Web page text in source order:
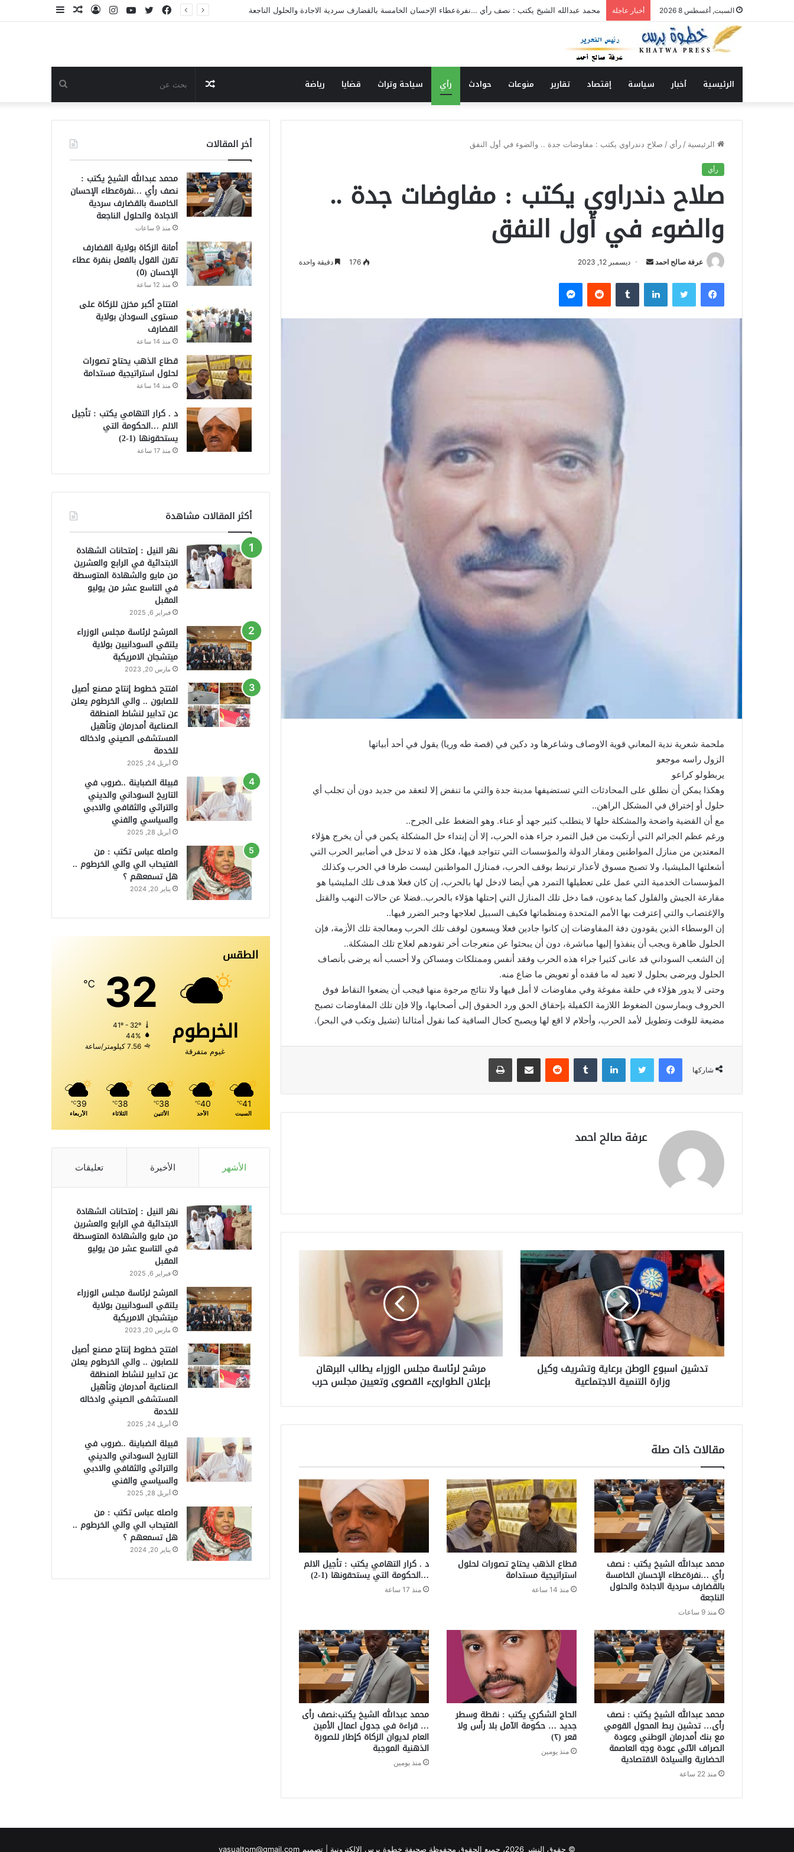
السبت, أغسطس 8 2026 أخبار عاجلة أمانة الزكاة بولاية القضارف تقرن القول بالفعل بنفرة عطاء الإحسان (٥)
مقال تسجيل
انستقرام يوتيوب تويتر
فيسبوك
الرئيسية أخبار سياسة إقتصاد تقارير منوعات حوادث رأي سياحة وتراث قضايا رياضة
عن
مقال
عشوائي
الرئيسية / رأي / صلاح دندراوي يكتب : مفاوضات جدة .. والضوء في أول النفق
رأي
صلاح دندراوي يكتب : مفاوضات جدة ..
والضوء في أول النفق
عرفة صالح احمد
ل
ب
ديسمبر 12, 2023 176 دقيقة واحدة
فيسبوك لينكدإن
ملحمة شعرية ندية المعاني قوية الاوصاف وشاعرها ود دكين في (قصة طه وريا) يقول في أحد أبياتها
الزول راسه موجعو
يربطولو كراعو
وهكذا يمكن أن نطلق على المحادثات التي تستضيفها مدينة جدة والتي ما تنفض إلا لتعقد من جديد دون أن تجلب أي
حلول أو إختراق في المشكل الراهن..
مع أن القضية واضحة والمشكلة حلها لا يتطلب كثير جهد أو عناء. وهو الضغط على الجرح..
ورغم عظم الجرائم التي أرتكبت من قبل التمرد جراء هذه الحرب، إلا أن إبتداء حل المشكلة يكمن في أن يخرج هؤلاء
المعتدين من منازل المواطنين ومقار الدولة والمؤسسات التي تتواجد فيها، فكل هذه لا تدخل في أضابير الحرب التي
أشعلتها المليشيا، ولا تصبح مسوق لأعذار ترتبط بوقف الحرب، فمنازل المواطنين ليست طرفا في الحرب وكذلك
المؤسسات الخدمية التي عمل على تعطيلها التمرد هي أيضا لادخل لها بالحرب، إن كان فعلا هدف تلك المليشيا هو
مقارعة الجيش والفلول كما يدعون، فما دخل تلك المنازل التي إحتلها هؤلاء بالحرب..فضلا عن حالات النهب والقتل
والإغتصاب والتي إعترفت بها الأمم المتحدة ومنظماتها فكيف السبيل لعلاجها وجبر الضرر فيها..
إن الوسطاء الذين يقودون دفة المفاوضات إن كانوا جادين فعلا ويسعون لوقف تلك الحرب ومعالجة تلك الأزمة، فإن
الحلول ظاهرة ويجب أن ينفذوا إليها مباشرة، دون أن يبحثوا عن منعرجات أخر تقودهم لعلاج تلك المشكلة..
إن الشعب السوداني قد عانى كثيرا جراء هذه الحرب وفقد أنفس وممتلكات ومساكن ولا أحسب أنه يرضى بأنصاف
الحلول ويرضى بحلول لا تعيد له ما فقده أو تعويض ما ضاع منه.
وحتى لا يدور هؤلاء في حلقة مفوغة وفي مفاوضات لا أمل فيها ولا نتائج مرجوة منها فيجب أن يضعوا النقاط فوق
الحروف ويمارسون الضغوط اللازمة الكفيلة بإحقاق الحق ورد الحقوق إلى أصحابها، وإلا فإن تلك المفاوضات تصبح
مضيعة للوقت وتطويل لأمد الحرب، وأحلام لا اقع لها ويصبح كحال الساقية كما نقول أمثالنا (تشيل وتكب في البحر).
شاركها
فيسبوك لينكدإن
عرفة صالح احمد
تدشين اسبوع الوطن برعاية وتشريف وكيل
وزارة التنمية الاجتماعية
مرشح لرئاسة مجلس الوزراء يطالب البرهان
بإعلان الطوارئء القصوى وتعيين مجلس حرب
مقالات ذات صلة
محمد عبدالله الشيخ يكتب : نصف
رأي …نفرةعطاء الإحسان الخامسة
بالقضارف سردية الاجادة والحلول
الناجعة
منذ 9 ساعات
قطاع الذهب يحتاج تصورات لحلول
استراتيجية مستدامة
منذ 14 ساعة
د . كرار التهامي يكتب : تأجيل الالم
…الحكومة التي يستحقونها (1-2)
منذ 17 ساعة
محمد عبدالله الشيخ يكتب : نصف
رأى… تدشين ربط المحول القومي
مع بنك أمدرمان الوطني وعودة
الصراف الآلي عودة وجه العاصمة
الحضارية والسيادة الاقتصادية
منذ 22 ساعة
الحاج الشكري يكتب : نقطة وسطر
جديد … حكومة الآمل بلا رأس ولا
قعر (٢)
منذ يومين
محمد عبدالله الشيخ يكتب:نصف رأى
… قراءة في جدول اعمال الأمين
العام لديوان الزكاة كإطار للصورة
الذهنية الموجبة
منذ يومين
أخر المقالات
محمد عبدالله الشيخ يكتب :
نصف رأي …نفرةعطاء الإحسان
الخامسة بالقضارف سردية
الاجادة والحلول الناجعة
منذ 9 ساعات
أمانة الزكاة بولاية القضارف
تقرن القول بالفعل بنفرة عطاء
الإحسان (٥)
منذ 12 ساعة
افتتاح أكبر مخزن للزكاة على
مستوى السودان بولاية
القضارف
منذ 14 ساعة
قطاع الذهب يحتاج تصورات
لحلول استراتيجية مستدامة
منذ 14 ساعة
د . كرار التهامي يكتب : تأجيل
الالم …الحكومة التي
يستحقونها (1-2)
منذ 17 ساعة
أكثر المقالات مشاهدة
نهر النيل : إمتحانات الشهادة
الابتدائية في الرابع والعشرين
من مايو والشهادة المتوسطة
في التاسع عشر من يوليو
المقبل
فبراير 6, 2025
المرشح لرئاسة مجلس الوزراء
يلتقي السودانيين بولاية
ميتشجان الامريكية
مارس 20, 2023
افتتح خطوط إنتاج مصنع أصيل
للصابون .. والي الخرطوم يعلن
عن تدابير لنشاط المنطقة
الصناعية أمدرمان وتأهيل
المستشفى الصيني وادخاله
للخدمة
أبريل 24, 2025
قبيلة الضباينة ..ضروب في
التاريخ السوداني والديني
والتراثي والثقافي والادبي
والسياسي والفني
أبريل 28, 2025
واصله عباس تكتب : من
الفتيحاب الي والي الخرطوم ..
هل تسمعهم ؟
يناير 20, 2024
الطقس
الخرطوم
غيوم متفرقة
32
℃
41º - 32º
44%
7.56 كيلومتر/ساعة
41
℃
السبت
40
℃
الأحد
38
℃
الأثنين
38
℃
الثلاثاء
39
℃
الأربعاء
الأشهر الأخيرة تعليقات
نهر النيل : إمتحانات الشهادة
الابتدائية في الرابع والعشرين
من مايو والشهادة المتوسطة
في التاسع عشر من يوليو
المقبل
فبراير 6, 2025
المرشح لرئاسة مجلس الوزراء
يلتقي السودانيين بولاية
ميتشجان الامريكية
مارس 20, 2023
افتتح خطوط إنتاج مصنع أصيل
للصابون .. والي الخرطوم يعلن
عن تدابير لنشاط المنطقة
الصناعية أمدرمان وتأهيل
المستشفى الصيني وادخاله
للخدمة
أبريل 24, 2025
قبيلة الضباينة ..ضروب في
التاريخ السوداني والديني
والتراثي والثقافي والادبي
والسياسي والفني
أبريل 28, 2025
واصله عباس تكتب : من
الفتيحاب الي والي الخرطوم ..
هل تسمعهم ؟
يناير 20, 2024
© حقوق النشر 2026، جميع الحقوق محفوظة صحيفة خطوة برس الإلكترونية | تصميم yasualtom@gmail.com